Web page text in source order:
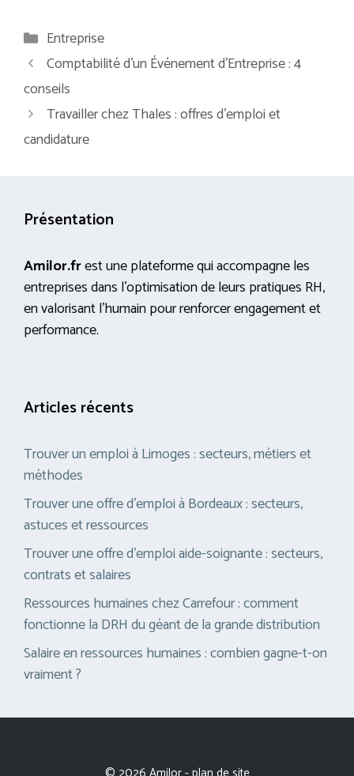
Catégories
Entreprise
Comptabilité d’un Événement d’Entreprise : 4
conseils
Travailler chez Thales : offres d’emploi et
candidature
Présentation
Amilor.frest une plateforme qui accompagne les
entreprises dans l’optimisation de leurs pratiques RH,
en valorisant l’humain pour renforcer engagement et
performance.
Articles récents
Trouver un emploi à Limoges : secteurs, métiers et
méthodes
Trouver une offre d’emploi à Bordeaux : secteurs,
astuces et ressources
Trouver une offre d’emploi aide-soignante : secteurs,
contrats et salaires
Ressources humaines chez Carrefour : comment
fonctionne la DRH du géant de la grande distribution
Salaire en ressources humaines : combien gagne-t-on
vraiment ?